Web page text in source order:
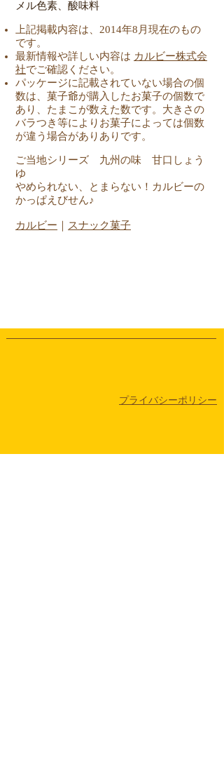
メル色素、酸味料
上記掲載内容は、2014年8月現在のもの
です。
最新情報や詳しい内容は カルビー株式会
社でご確認ください。
パッケージに記載されていない場合の個
数は、菓子爺が購入したお菓子の個数で
あり、たまこが数えた数です。大きさの
バラつき等によりお菓子によっては個数
が違う場合がありありです。
ご当地シリーズ 九州の味 甘口しょう
ゆ
やめられない、とまらない！カルビーの
かっぱえびせん♪
​カルビー スナック菓子
​プライバシーポリシー